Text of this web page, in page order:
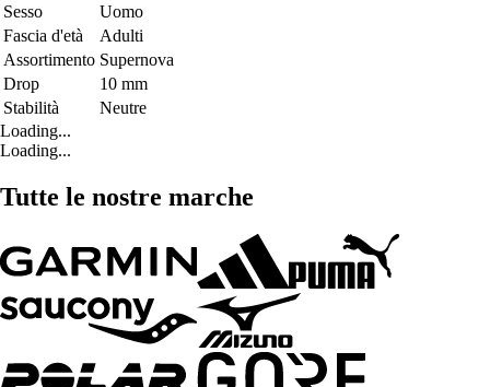
Sesso
Uomo
Fascia d'età
Adulti
Assortimento Supernova
Drop
10 mm
Stabilità
Neutre
Loading...
Loading...
Tutte le nostre marche